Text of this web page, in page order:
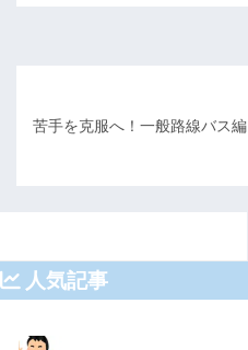
苦手を克服へ！一般路線バス編
人気記事